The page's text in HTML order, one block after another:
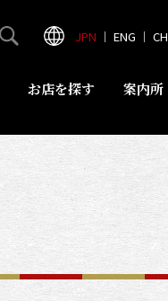
お店を探す 案内所
JPN ｜ ENG ｜